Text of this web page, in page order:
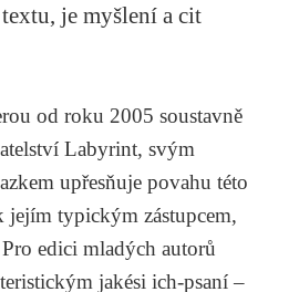
je myšlení a cit
od roku 2005 soustavně
Labyrint, svým
upřesňuje povahu této
jejím typickým zástupcem,
edici mladých autorů
jakési ich-psaní –